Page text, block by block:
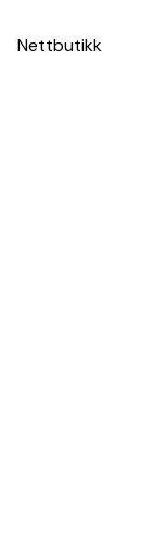
Nettbutikk